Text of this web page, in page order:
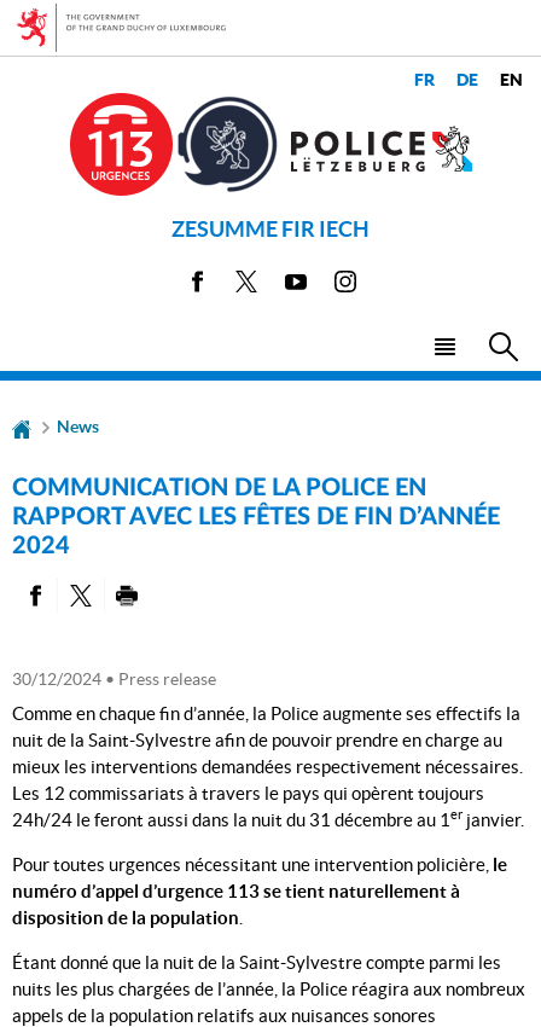
Go
Go
ZESUMME FIR IECH
Facebook YoutubeInstagram
Menu
LANGUE
News
COMMUNICATION DE LA POLICE EN
RAPPORT AVEC LES FÊTES DE FIN D’ANNÉE
2024
30/12/2024 • Press release
Comme en chaque fin d’année, la Police augmente ses effectifs la
nuit de la Saint-Sylvestre afin de pouvoir prendre en charge au
mieux les interventions demandées respectivement nécessaires.
Les 12 commissariats à travers le pays qui opèrent toujours
24h/24 le feront aussi dans la nuit du 31 décembre au 1 erjanvier.
Pour toutes urgences nécessitant une intervention policière, le
numéro d’appel d’urgence 113 se tient naturellement à
disposition de la population
Étant donné que la nuit de la Saint-Sylvestre compte parmi les
nuits les plus chargées de l’année, la Police réagira aux nombreux
appels de la population relatifs aux nuisances sonores